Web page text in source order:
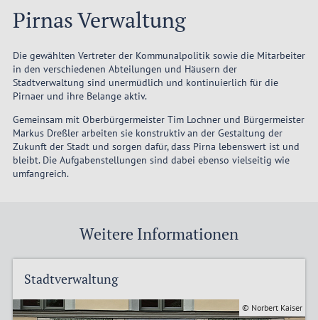
Pirnas Verwaltung
Die gewählten Vertreter der Kommunalpolitik sowie die Mitarbeiter
in den verschiedenen Abteilungen und Häusern der
Stadtverwaltung sind unermüdlich und kontinuierlich für die
Pirnaer und ihre Belange aktiv.
Gemeinsam mit Oberbürgermeister Tim Lochner und Bürgermeister
Markus Dreßler arbeiten sie konstruktiv an der Gestaltung der
Zukunft der Stadt und sorgen dafür, dass Pirna lebenswert ist und
bleibt. Die Aufgabenstellungen sind dabei ebenso vielseitig wie
umfangreich.
Weitere Informationen
Stadtverwaltung
© Norbert Kaiser